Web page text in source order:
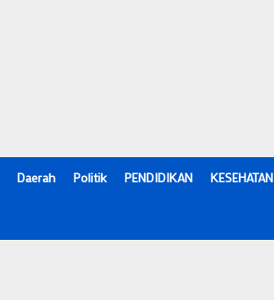
Daerah Politik PENDIDIKAN KESEHATAN